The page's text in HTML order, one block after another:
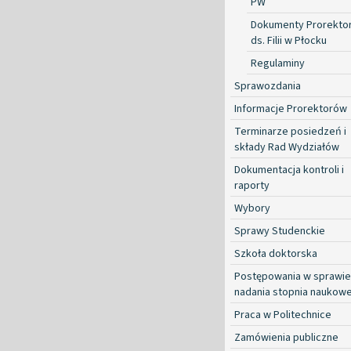
Dokumenty
ds. Filii w Płocku
Regulaminy
Sprawozdania
Informacje Prorektorów
Terminarze posiedzeń i
składy Rad Wydziałów
Dokumentacja kontroli i
raporty
Wybory
Sprawy Studenckie
Szkoła doktorska
Postępowania w sprawie
nadania stopnia
Praca w Politechnice
Zamówienia publiczne